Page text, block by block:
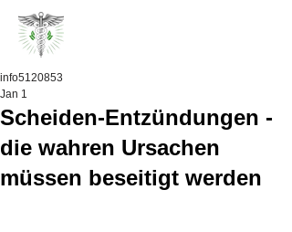
Scheiden-Entzündungen -
die wahren Ursachen
müssen beseitigt werden
info5120853
Jan 1